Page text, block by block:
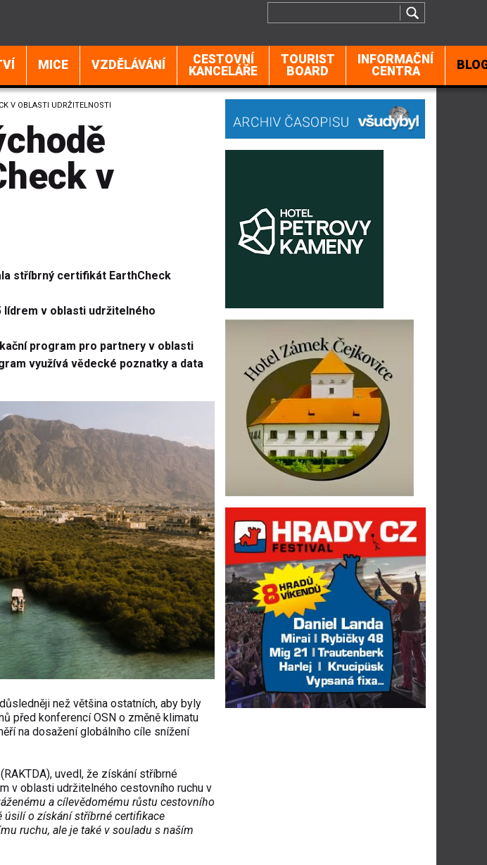
MICE VZDĚLÁVÁNÍ
CESTOVNÍ
KANCELÁŘE
TOURIST
BOARD
INFORMAČNÍ
CENTRA
V OBLASTI UDRŽITELNOSTI
v
stříbrný certifikát EarthCheck
v oblasti udržitelného
program pro partnery v oblasti
využívá vědecké poznatky a data
než většina ostatních, aby byly
před konferencí OSN o změně klimatu
na dosažení globálního cíle snížení
uvedl, že získání stříbrné
v oblasti udržitelného cestovního ruchu v
a cílevědomému růstu cestovního
úsilí o získání stříbrné certifikace
ruchu, ale je také v souladu s naším